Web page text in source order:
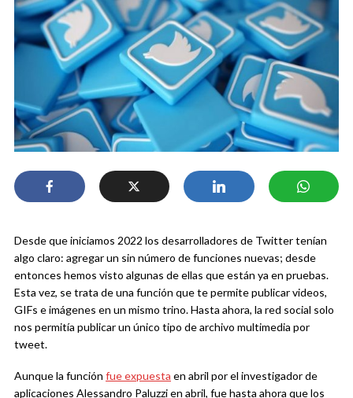
Desde que iniciamos 2022 los desarrolladores de Twitter tenían
algo claro: agregar un sin número de funciones nuevas; desde
entonces hemos visto algunas de ellas que están ya en pruebas.
Esta vez, se trata de una función que te permite publicar videos,
GIFs e imágenes en un mismo trino. Hasta ahora, la red social solo
nos permitía publicar un único tipo de archivo multimedia por
tweet.
Aunque la función fue expuesta en abril por el investigador de
aplicaciones Alessandro Paluzzi en abril, fue hasta ahora que los